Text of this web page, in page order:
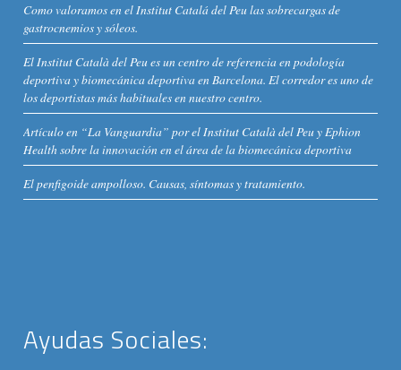
Como valoramos en el Institut Catalá del Peu las sobrecargas de
gastrocnemios y sóleos.
El Institut Català del Peu es un centro de referencia en podología
deportiva y biomecánica deportiva en Barcelona. El corredor es uno de
los deportistas más habituales en nuestro centro.
Artículo en “La Vanguardia” por el Institut Català del Peu y Ephion
Health sobre la innovación en el área de la biomecánica deportiva
El penfigoide ampolloso. Causas, síntomas y tratamiento.
Ayudas Sociales: